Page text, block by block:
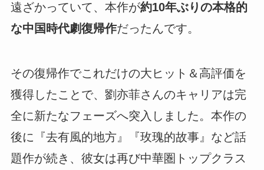
遠ざかっていて、本作が約10年ぶりの本格的
な中国時代劇復帰作だったんです。
その復帰作でこれだけの大ヒット＆高評価を
獲得したことで、劉亦菲さんのキャリアは完
全に新たなフェーズへ突入しました。本作の
後に『去有風的地方』『玫瑰的故事』など話
題作が続き、彼女は再び中華圏トップクラス